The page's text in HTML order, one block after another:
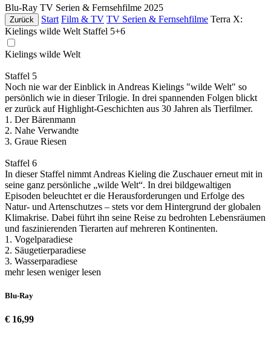
Blu-Ray TV Serien & Fernsehfilme 2025
Zurück Start Film & TV TV Serien & Fernsehfilme Terra X:
Kielings wilde Welt Staffel 5+6
Kielings wilde Welt
Staffel 5
Noch nie war der Einblick in Andreas Kielings "wilde Welt" so
persönlich wie in dieser Trilogie. In drei spannenden Folgen blickt
er zurück auf Highlight-Geschichten aus 30 Jahren als Tierfilmer.
1. Der Bärenmann
2. Nahe Verwandte
3. Graue Riesen
Staffel 6
In dieser Staffel nimmt Andreas Kieling die Zuschauer erneut mit in
seine ganz persönliche „wilde Welt“. In drei bildgewaltigen
Episoden beleuchtet er die Herausforderungen und Erfolge des
Natur- und Artenschutzes – stets vor dem Hintergrund der globalen
Klimakrise. Dabei führt ihn seine Reise zu bedrohten Lebensräumen
und faszinierenden Tierarten auf mehreren Kontinenten.
1. Vogelparadiese
2. Säugetierparadiese
3. Wasserparadiese
mehr lesen weniger lesen
Blu-Ray
€ 16,99